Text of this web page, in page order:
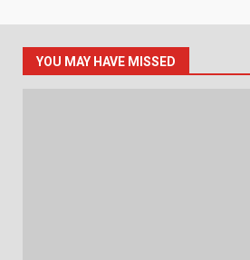
YOU MAY HAVE MISSED